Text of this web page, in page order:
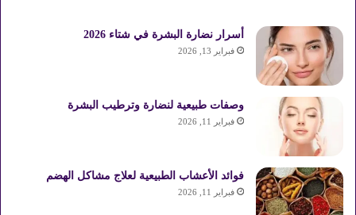
أسرار نضارة البشرة في شتاء 2026
فبراير 13, 2026
وصفات طبيعية لنضارة وترطيب البشرة
فبراير 11, 2026
فوائد الأعشاب الطبيعية لعلاج مشاكل الهضم
فبراير 11, 2026